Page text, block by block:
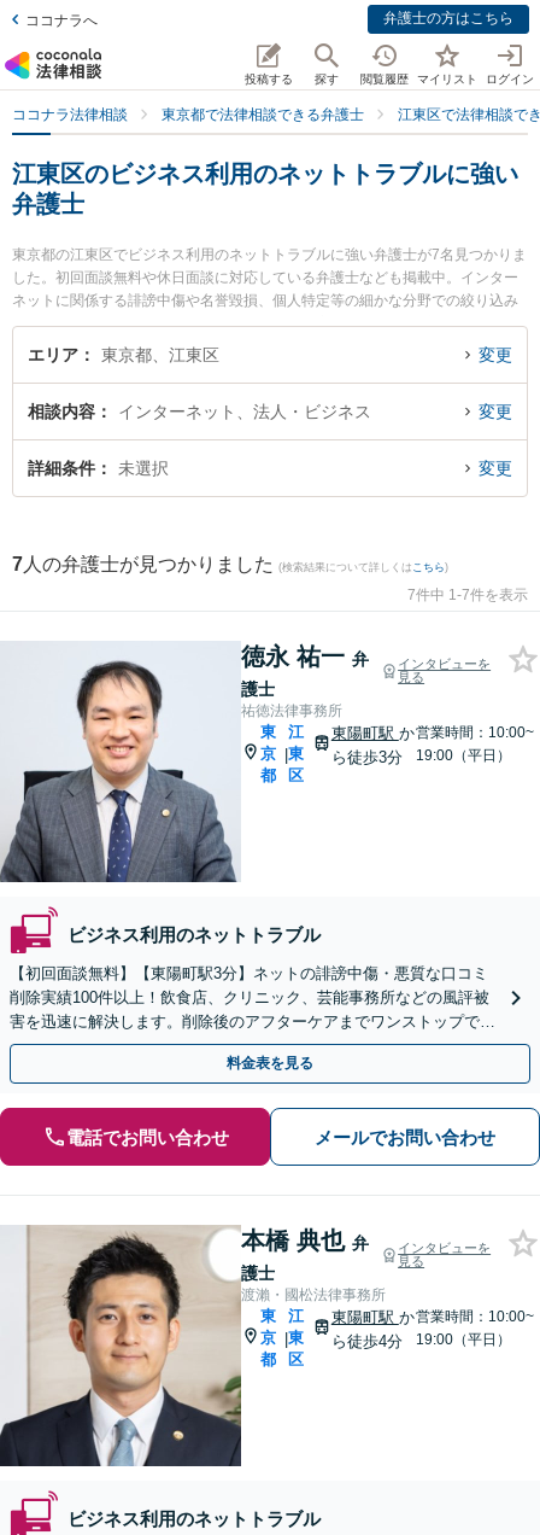
ココナラへ 弁護士の方はこちら
投稿する 探す 閲覧履歴 マイリスト ログイン
ココナラ法律相談 東京都で法律相談できる弁護士 江東区で法律相談で
江東区のビジネス利用のネットトラブルに強い
弁護士
東京都の江東区でビジネス利用のネットトラブルに強い弁護士が7名見つかりま
した。初回面談無料や休日面談に対応している弁護士なども掲載中。インター
ネットに関係する誹謗中傷や名誉毀損、個人特定等の細かな分野での絞り込み
検索もでき便利です。特に祐徳法律事務所の徳永 祐一弁護士や渡瀨・國松法律
事務所の本橋 典也弁護士、森下総合法律事務所の青山 侑源弁護士のプロフィー
たい』『ビジネス利用のネットトラブルのトラブル解決の実績豊富な近くの弁
護士を検索したい』『初回相談無料でビジネス利用のネットトラブルを法律相
談できる江東区内の弁護士に相談予約したい』などでお困りの相談者さんにお
エリア 東京都、江東区 変更
相談内容 インターネット、法人・ビジネス 変更
詳細条件 未選択 変更
7 人の弁護士が見つかりました (検索結果について詳しくは こちら)
7件中 1-7件を表示
徳永 祐一 弁
護士
インタビューを
見る
祐徳法律事務所
東
京
都
|
江
東
区
東陽町駅 か
ら徒歩3分
営業時間：10:00~
19:00（平日）
ビジネス利用のネットトラブル
【初回面談無料】【東陽町駅3分】ネットの誹謗中傷・悪質な口コミ
削除実績100件以上！飲食店、クリニック、芸能事務所などの風評被
害を迅速に解決します。削除後のアフターケアまでワンストップで対
応。貴社のブランドを守ります。【夜間や休日も対応】
料金表を見る
電話でお問い合わせ メールでお問い合わせ
本橋 典也 弁
護士
インタビューを
見る
渡瀨・國松法律事務所
東
京
都
|
江
東
区
東陽町駅 か
ら徒歩4分
営業時間：10:00~
19:00（平日）
ビジネス利用のネットトラブル